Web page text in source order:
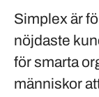
Simplex är
nöjdaste
för smarta
människor